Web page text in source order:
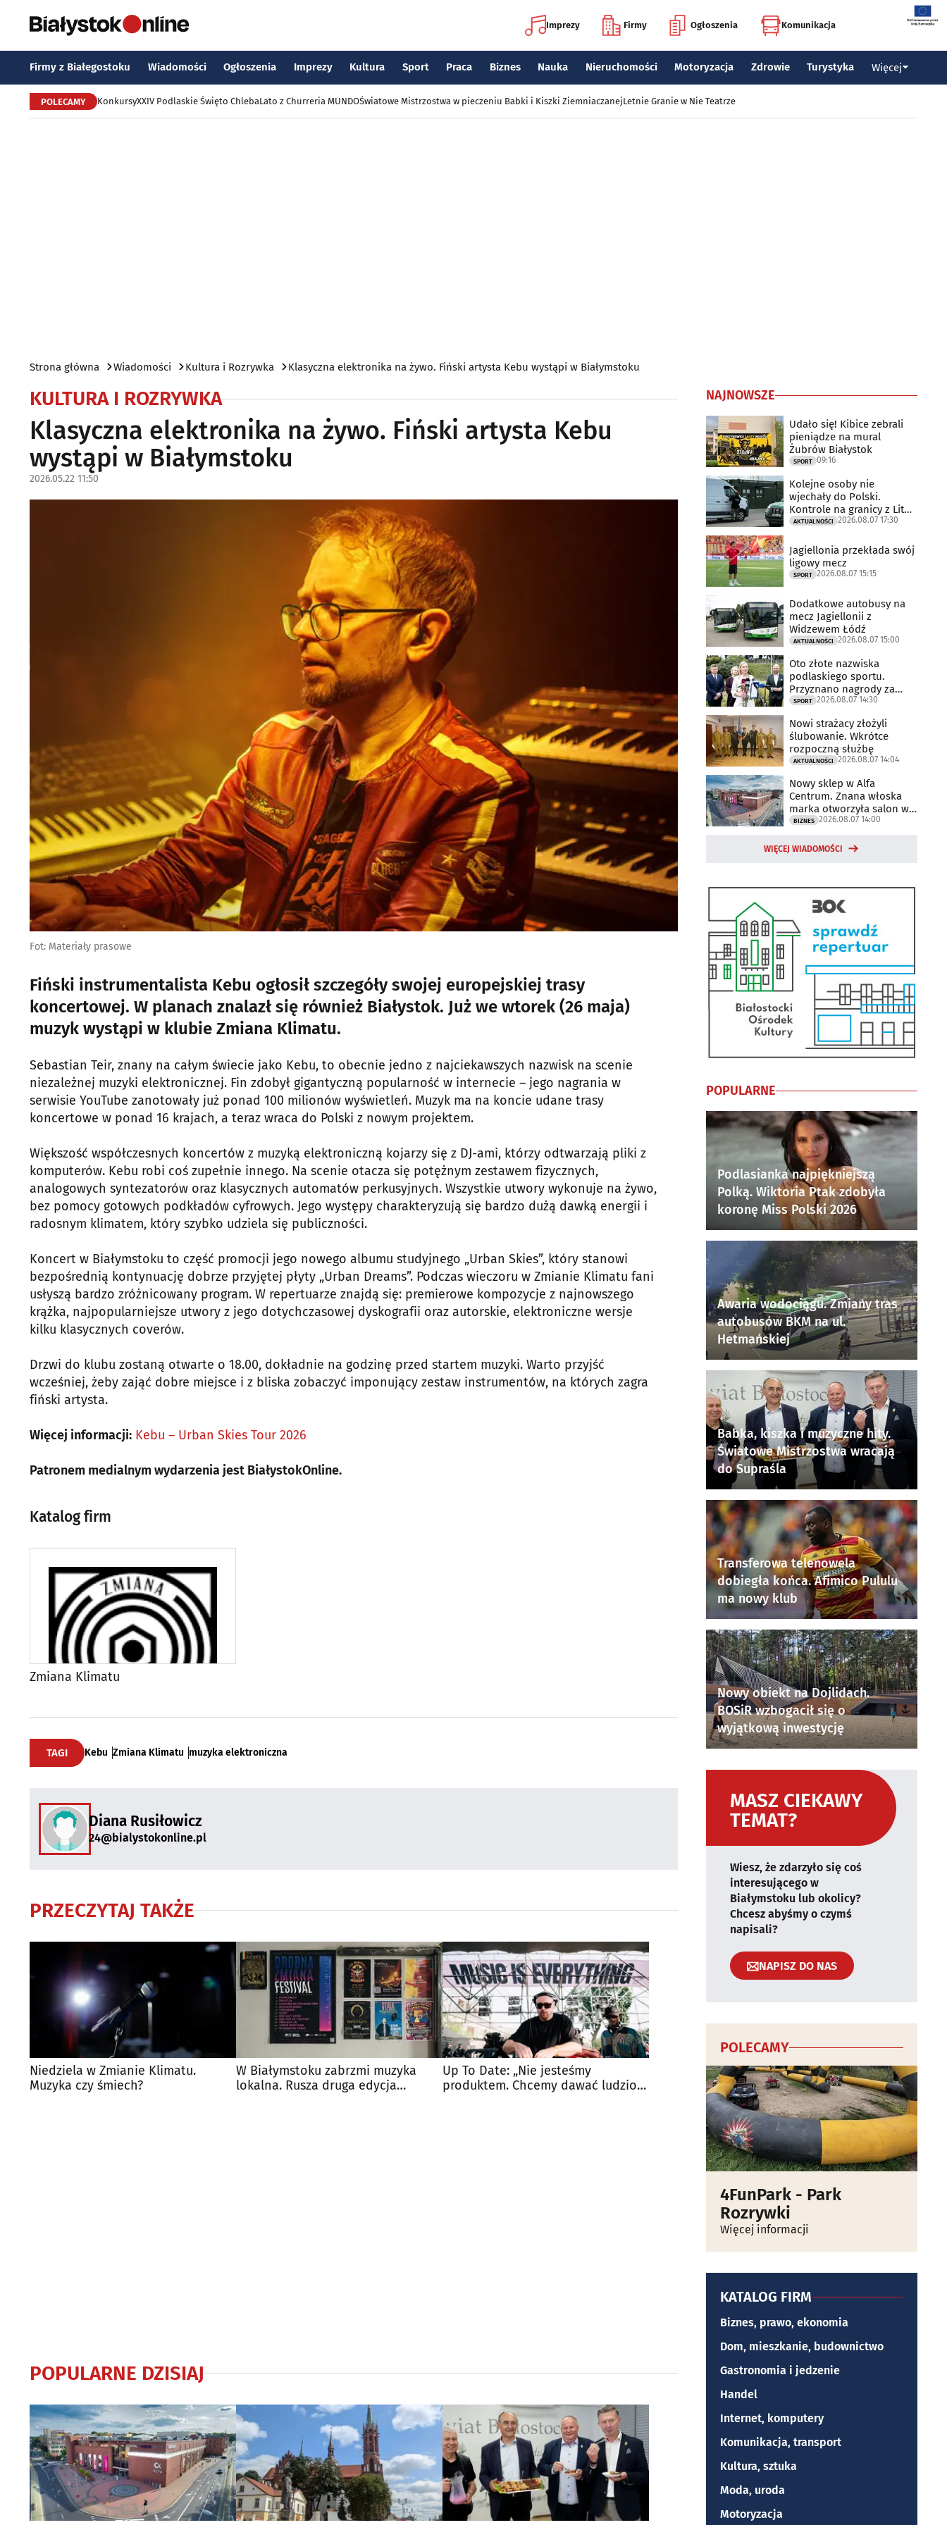
Imprezy Firmy Ogłoszenia Komunikacja
Firmy z Białegostoku Wiadomości Ogłoszenia Imprezy Kultura Sport Praca Biznes Nauka Nieruchomości Motoryzacja Zdrowie Turystyka Więcej
POLECAMY KonkursyXXIV Podlaskie Święto ChlebaLato z Churreria MUNDOŚwiatowe Mistrzostwa w pieczeniu Babki i Kiszki ZiemniaczanejLetnie Granie w Nie Teatrze
Strona główna Wiadomości Kultura i Rozrywka Klasyczna elektronika na żywo. Fiński artysta Kebu wystąpi w Białymstoku
KULTURA I ROZRYWKA
Klasyczna elektronika na żywo. Fiński artysta Kebu
wystąpi w Białymstoku
2026.05.22 11:50
Fot: Materiały prasowe
Fiński instrumentalista Kebu ogłosił szczegóły swojej europejskiej trasy
koncertowej. W planach znalazł się również Białystok. Już we wtorek (26 maja)
muzyk wystąpi w klubie Zmiana Klimatu.
Sebastian Teir, znany na całym świecie jako Kebu, to obecnie jedno z najciekawszych nazwisk na scenie
niezależnej muzyki elektronicznej. Fin zdobył gigantyczną popularność w internecie – jego nagrania w
serwisie YouTube zanotowały już ponad 100 milionów wyświetleń. Muzyk ma na koncie udane trasy
koncertowe w ponad 16 krajach, a teraz wraca do Polski z nowym projektem.
Większość współczesnych koncertów z muzyką elektroniczną kojarzy się z DJ-ami, którzy odtwarzają pliki z
komputerów. Kebu robi coś zupełnie innego. Na scenie otacza się potężnym zestawem fizycznych,
analogowych syntezatorów oraz klasycznych automatów perkusyjnych. Wszystkie utwory wykonuje na żywo,
bez pomocy gotowych podkładów cyfrowych. Jego występy charakteryzują się bardzo dużą dawką energii i
radosnym klimatem, który szybko udziela się publiczności.
Koncert w Białymstoku to część promocji jego nowego albumu studyjnego „Urban Skies”, który stanowi
bezpośrednią kontynuację dobrze przyjętej płyty „Urban Dreams”. Podczas wieczoru w Zmianie Klimatu fani
usłyszą bardzo zróżnicowany program. W repertuarze znajdą się: premierowe kompozycje z najnowszego
krążka, najpopularniejsze utwory z jego dotychczasowej dyskografii oraz autorskie, elektroniczne wersje
kilku klasycznych coverów.
Drzwi do klubu zostaną otwarte o 18.00, dokładnie na godzinę przed startem muzyki. Warto przyjść
wcześniej, żeby zająć dobre miejsce i z bliska zobaczyć imponujący zestaw instrumentów, na których zagra
fiński artysta.
Więcej informacji: Kebu – Urban Skies Tour 2026
Patronem medialnym wydarzenia jest BiałystokOnline.
Katalog firm
Zmiana Klimatu
TAGI Kebu Zmiana Klimatu muzyka elektroniczna
Diana Rusiłowicz
24@bialystokonline.pl
PRZECZYTAJ TAKŻE
Niedziela w Zmianie Klimatu.
Muzyka czy śmiech?
W Białymstoku zabrzmi muzyka
lokalna. Rusza druga edycja
Up To Date: „Nie jesteśmy
produktem. Chcemy dawać ludziom
POPULARNE DZISIAJ
NAJNOWSZE
Udało się! Kibice zebrali
pieniądze na mural
Żubrów Białystok
SPORT 09:16
Kolejne osoby nie
wjechały do Polski.
Kontrole na granicy z Litwą
trwają
AKTUALNOŚCI 2026.08.07 17:30
Jagiellonia przekłada swój
ligowy mecz
SPORT 2026.08.07 15:15
Dodatkowe autobusy na
mecz Jagiellonii z
Widzewem Łódź
AKTUALNOŚCI 2026.08.07 15:00
Oto złote nazwiska
podlaskiego sportu.
Przyznano nagrody za
2025 rok
SPORT 2026.08.07 14:30
Nowi strażacy złożyli
ślubowanie. Wkrótce
rozpoczną służbę
AKTUALNOŚCI 2026.08.07 14:04
Nowy sklep w Alfa
Centrum. Znana włoska
marka otworzyła salon w
Białymstoku
BIZNES 2026.08.07 14:00
WIĘCEJ WIADOMOŚCI
POPULARNE
Podlasianka najpiękniejszą
Polką. Wiktoria Ptak zdobyła
koronę Miss Polski 2026
Awaria wodociągu. Zmiany tras
autobusów BKM na ul.
Hetmańskiej
Babka, kiszka i muzyczne hity.
Światowe Mistrzostwa wracają
do Supraśla
Transferowa telenowela
dobiegła końca. Afimico Pululu
ma nowy klub
Nowy obiekt na Dojlidach.
BOSiR wzbogacił się o
wyjątkową inwestycję
MASZ CIEKAWY
TEMAT?
Wiesz, że zdarzyło się coś
interesującego w
Białymstoku lub okolicy?
Chcesz abyśmy o czymś
napisali?
NAPISZ DO NAS
POLECAMY
4FunPark - Park
Rozrywki
Więcej informacji
KATALOG FIRM
Biznes, prawo, ekonomia
Dom, mieszkanie, budownictwo
Gastronomia i jedzenie
Handel
Internet, komputery
Komunikacja, transport
Kultura, sztuka
Moda, uroda
Motoryzacja